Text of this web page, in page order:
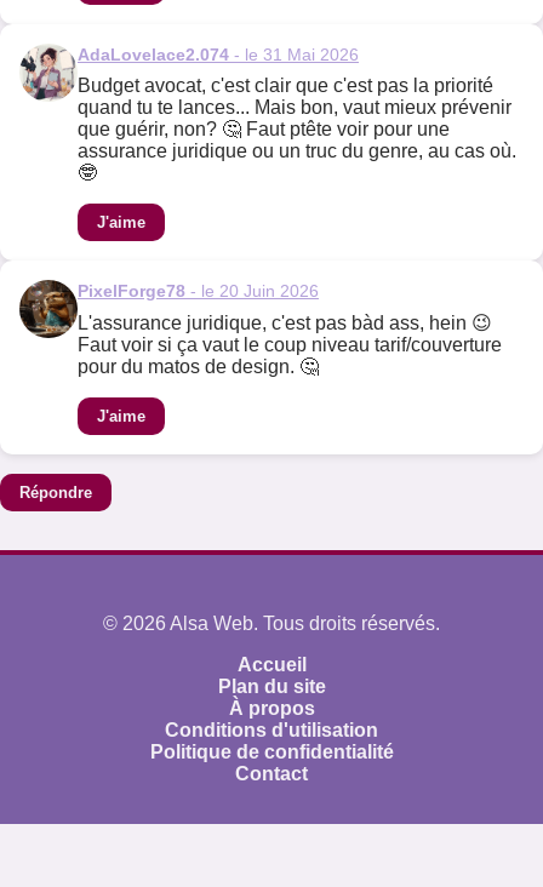
AdaLovelace2.074 - le 31 Mai 2026
Budget avocat, c'est clair que c'est pas la priorité
quand tu te lances... Mais bon, vaut mieux prévenir
que guérir, non? 🤔 Faut ptête voir pour une
assurance juridique ou un truc du genre, au cas où.
🤓
J'aime
PixelForge78 - le 20 Juin 2026
L'assurance juridique, c'est pas bàd ass, hein 😉
Faut voir si ça vaut le coup niveau tarif/couverture
pour du matos de design. 🤔
J'aime
Répondre
© 2026 Alsa Web. Tous droits réservés.
Accueil
Plan du site
À propos
Conditions d'utilisation
Politique de confidentialité
Contact